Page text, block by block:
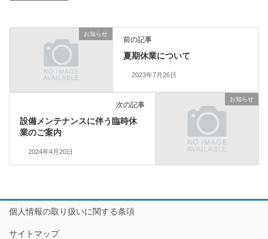
お知らせ
前の記事
夏期休業について
2023年7月26日
お知らせ
次の記事
設備メンテナンスに伴う臨時休
業のご案内
2024年4月20日
個人情報の取り扱いに関する条項
サイトマップ